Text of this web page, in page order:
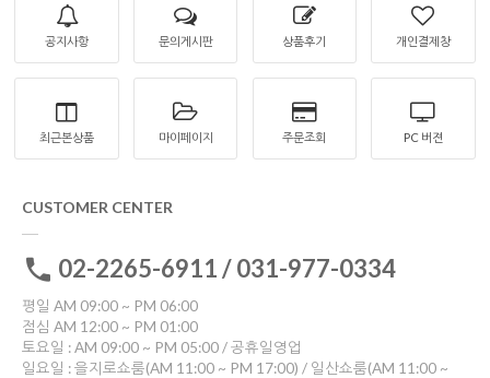
공지사항 문의게시판 상품후기 개인결제창
최근본상품 마이페이지 주문조회 PC 버젼
CUSTOMER CENTER
02-2265-6911 / 031-977-0334
평일 AM 09:00 ~ PM 06:00
점심 AM 12:00 ~ PM 01:00
토요일 : AM 09:00 ~ PM 05:00 / 공휴일영업
일요일 : 을지로쇼룸(AM 11:00 ~ PM 17:00) / 일산쇼룸(AM 11:00 ~